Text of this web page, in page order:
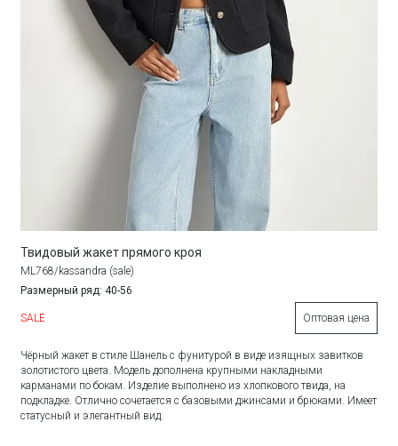
Твидовый жакет прямого кроя
ML768/kassandra (sale)
Размерный ряд: 40-56
SALE Оптовая цена
Чёрный жакет в стиле Шанель с фунитурой в виде изящных завитков
золотистого цвета. Модель дополнена крупными накладными
карманами по бокам. Изделие выполнено из хлопкового твида, на
подкладке. Отлично сочетается с базовыми джинсами и брюками. Имеет
статусный и элегантный вид.